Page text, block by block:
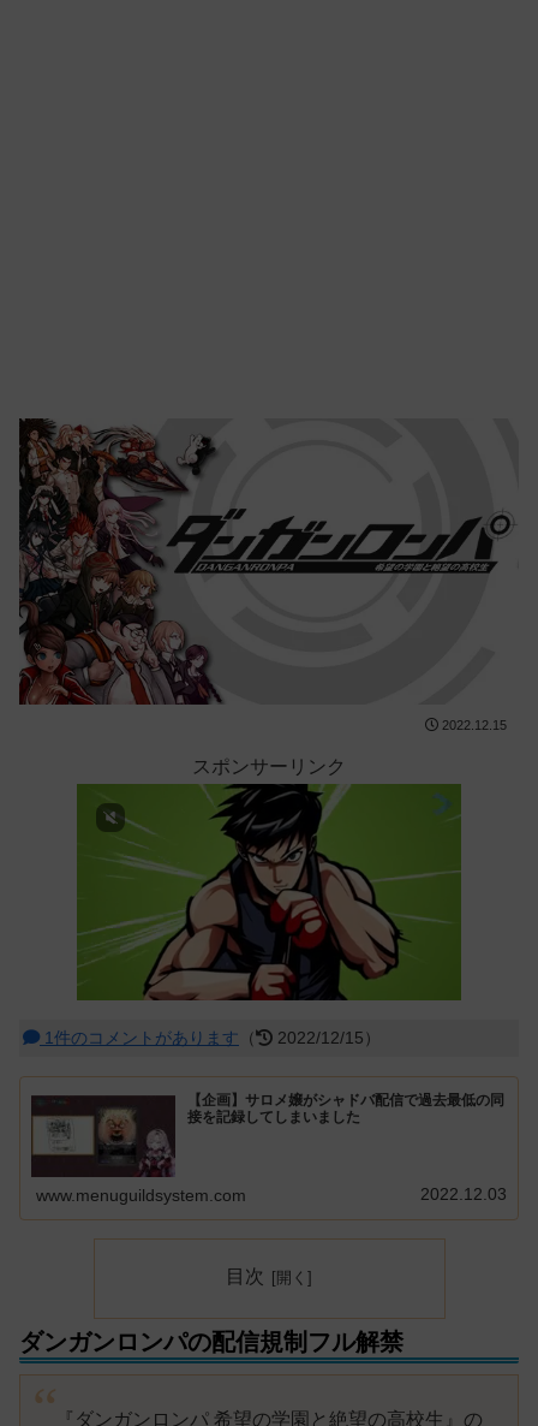
2022.12.15
スポンサーリンク
1件のコメントがあります （ 2022/12/15）
【企画】サロメ嬢がシャドバ配信で過去最低の同
接を記録してしまいました
www.menuguildsystem.com 2022.12.03
目次
ダンガンロンパの配信規制フル解禁
『ダンガンロンパ 希望の学園と絶望の高校生』の